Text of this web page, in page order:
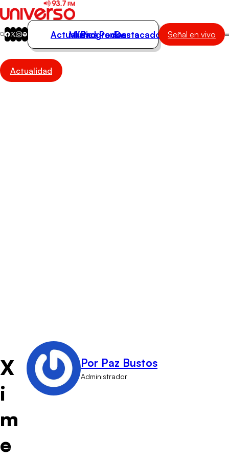
Actualidad
Música
Actualidad
Música
Programas
Podcasts
Destacados Señal en vivo
Actualidad
X
i
m
e
Por Paz Bustos
Administrador